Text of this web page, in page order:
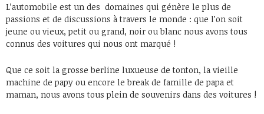
L’automobile est un des domaines qui génère le plus de
passions et de discussions à travers le monde : que l’on soit
jeune ou vieux, petit ou grand, noir ou blanc nous avons tous
connus des voitures qui nous ont marqué !
Que ce soit la grosse berline luxueuse de tonton, la vieille
machine de papy ou encore le break de famille de papa et
maman, nous avons tous plein de souvenirs dans des voitures !